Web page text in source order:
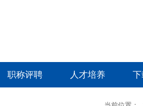
职称评聘 人才培养